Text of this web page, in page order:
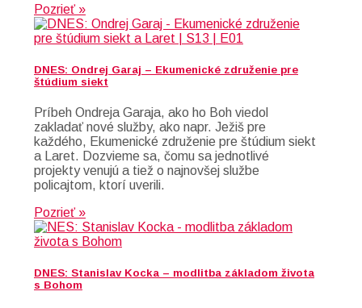
Pozrieť »
DNES: Ondrej Garaj – Ekumenické združenie pre
štúdium siekt
Príbeh Ondreja Garaja, ako ho Boh viedol
zakladať nové služby, ako napr. Ježiš pre
každého, Ekumenické združenie pre štúdium siekt
a Laret. Dozvieme sa, čomu sa jednotlivé
projekty venujú a tiež o najnovšej službe
policajtom, ktorí uverili.
Pozrieť »
DNES: Stanislav Kocka – modlitba základom života
s Bohom